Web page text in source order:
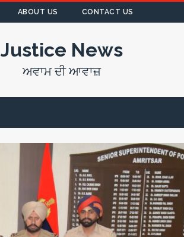
ABOUT US CONTACT US
Justice News
ਅਵਾਮ ਦੀ ਆਵਾਜ਼